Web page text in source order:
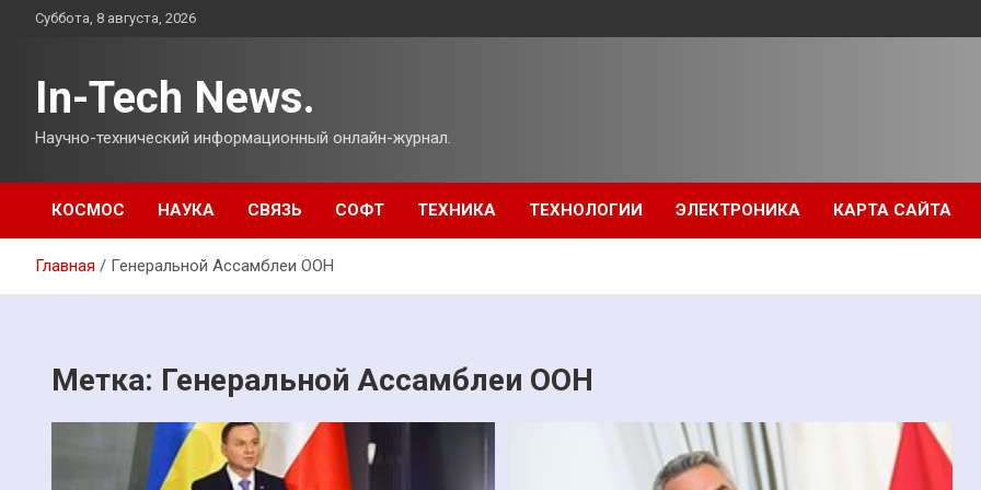
ПерейтиСуббота, 8 августа, 2026
In-Tech News.
Научно-технический информационный онлайн-журнал.
КОСМОС НАУКА СВЯЗЬ СОФТ ТЕХНИКА ТЕХНОЛОГИИ ЭЛЕКТРОНИКА КАРТА САЙТА
Главная Генеральной Ассамблеи ООН
Метка: Генеральной Ассамблеи ООН